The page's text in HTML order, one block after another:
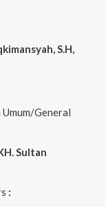
S.H,
Umum/General
Sultan
: